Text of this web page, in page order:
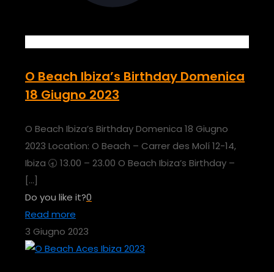
O Beach Ibiza’s Birthday Domenica
18 Giugno 2023
O Beach Ibiza’s Birthday Domenica 18 Giugno
2023 Location: O Beach – Carrer des Molí 12-14,
Ibiza 🕣 13.00 – 23.00 O Beach Ibiza’s Birthday –
[…]
Do you like it?0
Read more
3 Giugno 2023